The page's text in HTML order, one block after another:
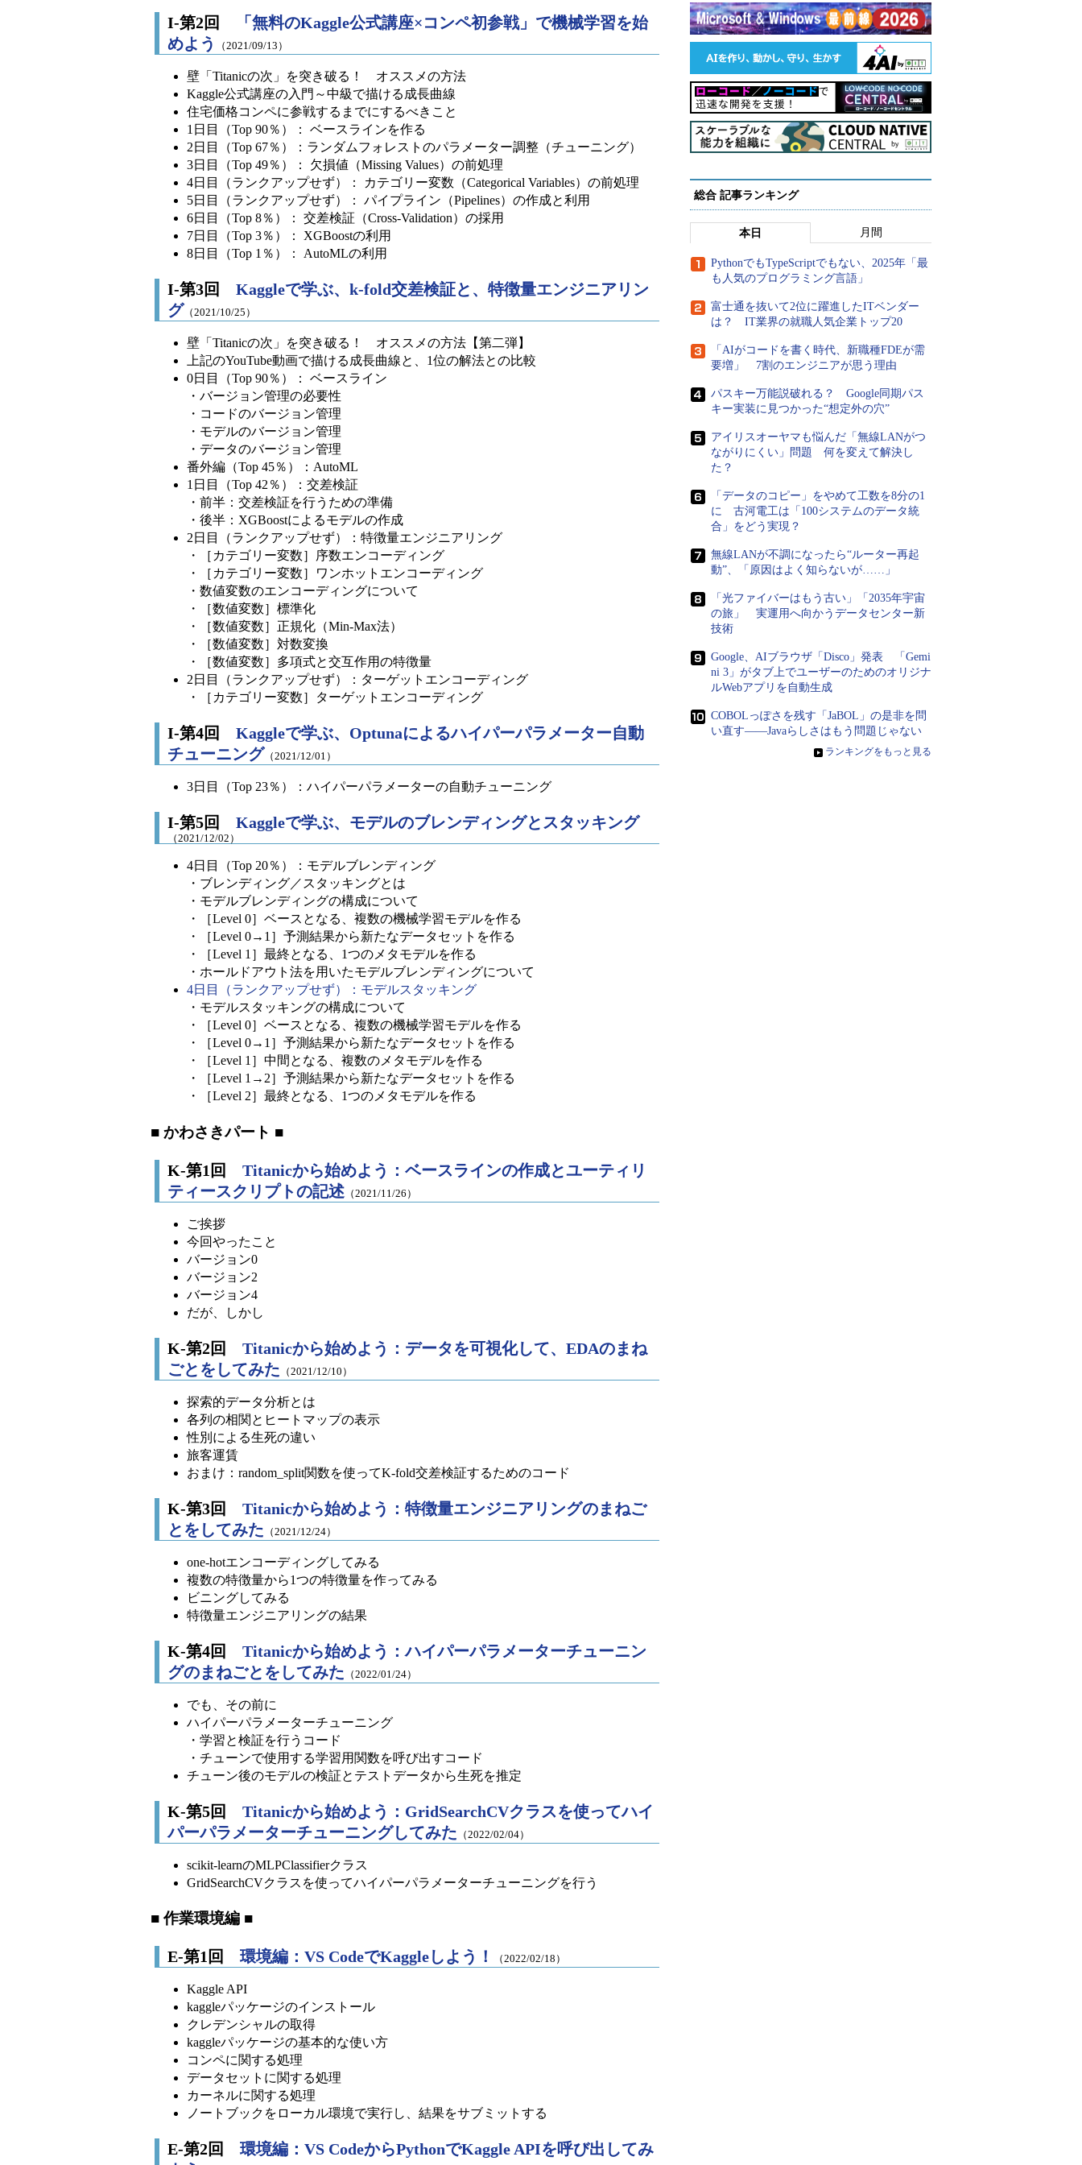
I-第2回
「無料のKaggle公式講座×コンペ初参戦」で機械学習を始
めよう
（2021/09/13）
壁「Titanicの次」を突き破る！ オススメの方法
Kaggle公式講座の入門～中級で描ける成長曲線
住宅価格コンペに参戦するまでにするべきこと
1日目（Top 90％）： ベースラインを作る
2日目（Top 67％）：ランダムフォレストのパラメーター調整（チューニング）
3日目（Top 49％）： 欠損値（Missing Values）の前処理
4日目（ランクアップせず）： カテゴリー変数（Categorical Variables）の前処理
5日目（ランクアップせず）： パイプライン（Pipelines）の作成と利用
6日目（Top 8％）： 交差検証（Cross-Validation）の採用
7日目（Top 3％）： XGBoostの利用
8日目（Top 1％）： AutoMLの利用
I-第3回 Kaggleで学ぶ、k-fold交差検証と、特徴量エンジニアリン
グ （2021/10/25）
壁「Titanicの次」を突き破る！ オススメの方法【第二弾】
上記のYouTube動画で描ける成長曲線と、1位の解法との比較
0日目（Top 90％）： ベースライン
・バージョン管理の必要性
・コードのバージョン管理
・モデルのバージョン管理
・データのバージョン管理
番外編（Top 45％）：AutoML
1日目（Top 42％）：交差検証
・前半：交差検証を行うための準備
・後半：XGBoostによるモデルの作成
2日目（ランクアップせず）：特徴量エンジニアリング
・［カテゴリー変数］序数エンコーディング
・［カテゴリー変数］ワンホットエンコーディング
・数値変数のエンコーディングについて
・［数値変数］標準化
・［数値変数］正規化（Min-Max法）
・［数値変数］対数変換
・［数値変数］多項式と交互作用の特徴量
2日目（ランクアップせず）：ターゲットエンコーディング
・［カテゴリー変数］ターゲットエンコーディング
I-第4回 Kaggleで学ぶ、Optunaによるハイパーパラメーター自動
チューニング （2021/12/01）
3日目（Top 23％）：ハイパーパラメーターの自動チューニング
I-第5回 Kaggleで学ぶ、モデルのブレンディングとスタッキング
（2021/12/02）
4日目（Top 20％）：モデルブレンディング
・ブレンディング／スタッキングとは
・モデルブレンディングの構成について
・［Level 0］ベースとなる、複数の機械学習モデルを作る
・［Level 0→1］予測結果から新たなデータセットを作る
・［Level 1］最終となる、1つのメタモデルを作る
・ホールドアウト法を用いたモデルブレンディングについて
4日目（ランクアップせず）：モデルスタッキング
・モデルスタッキングの構成について
・［Level 0］ベースとなる、複数の機械学習モデルを作る
・［Level 0→1］予測結果から新たなデータセットを作る
・［Level 1］中間となる、複数のメタモデルを作る
・［Level 1→2］予測結果から新たなデータセットを作る
・［Level 2］最終となる、1つのメタモデルを作る
■ かわさきパート ■
K-第1回 Titanicから始めよう：ベースラインの作成とユーティリ
ティースクリプトの記述 （2021/11/26）
ご挨拶
今回やったこと
バージョン0
バージョン2
バージョン4
だが、しかし
K-第2回 Titanicから始めよう：データを可視化して、EDAのまね
ごとをしてみた （2021/12/10）
探索的データ分析とは
各列の相関とヒートマップの表示
性別による生死の違い
旅客運賃
おまけ：random_split関数を使ってK-fold交差検証するためのコード
K-第3回 Titanicから始めよう：特徴量エンジニアリングのまねご
とをしてみた （2021/12/24）
one-hotエンコーディングしてみる
複数の特徴量から1つの特徴量を作ってみる
ビニングしてみる
特徴量エンジニアリングの結果
K-第4回 Titanicから始めよう：ハイパーパラメーターチューニン
グのまねごとをしてみた （2022/01/24）
でも、その前に
ハイパーパラメーターチューニング
・学習と検証を行うコード
・チューンで使用する学習用関数を呼び出すコード
チューン後のモデルの検証とテストデータから生死を推定
K-第5回 Titanicから始めよう：GridSearchCVクラスを使ってハイ
パーパラメーターチューニングしてみた （2022/02/04）
scikit-learnのMLPClassifierクラス
GridSearchCVクラスを使ってハイパーパラメーターチューニングを行う
■ 作業環境編 ■
E-第1回 環境編：VS CodeでKaggleしよう！ （2022/02/18）
Kaggle API
kaggleパッケージのインストール
クレデンシャルの取得
kaggleパッケージの基本的な使い方
コンペに関する処理
データセットに関する処理
カーネルに関する処理
ノートブックをローカル環境で実行し、結果をサブミットする
E-第2回 環境編：VS CodeからPythonでKaggle APIを呼び出してみ
総合 記事ランキング
本日 月間
PythonでもTypeScriptでもない、2025年「最
も人気のプログラミング言語」
富士通を抜いて2位に躍進したITベンダー
は？ IT業界の就職人気企業トップ20
「AIがコードを書く時代、新職種FDEが需
要増」 7割のエンジニアが思う理由
パスキー万能説破れる？ Google同期パス
キー実装に見つかった“想定外の穴”
アイリスオーヤマも悩んだ「無線LANがつ
ながりにくい」問題 何を変えて解決し
た？
「データのコピー」をやめて工数を8分の1
に 古河電工は「100システムのデータ統
合」をどう実現？
無線LANが不調になったら“ルーター再起
動”、「原因はよく知らないが……」
「光ファイバーはもう古い」「2035年宇宙
の旅」 実運用へ向かうデータセンター新
技術
Google、AIブラウザ「Disco」発表 「Gemi
ni 3」がタブ上でユーザーのためのオリジナ
ルWebアプリを自動生成
COBOLっぽさを残す「JaBOL」の是非を問
い直す――Javaらしさはもう問題じゃない
» ランキングをもっと見る